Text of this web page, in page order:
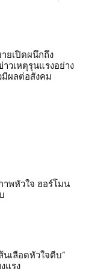
ยเปิดผนึกถึง
วเหตุรุนแรงอย่าง
มีผลต่อสังคม
พหัวใจ ฮอร์โมน
นเลือดหัวใจตีบ”
แรง